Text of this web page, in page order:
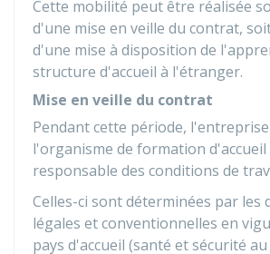
Cette mobilité peut être réalisée
d'une mise en veille du contrat,
d'une mise à disposition de
structure d'accueil à l'étranger.
Mise en veille du contrat
Pendant cette période,
l'organisme de formation d'accueil
responsable des conditions de
Celles-ci sont déterminées par les
légales et conventionnelles en
pays d'accueil (santé et sécurité